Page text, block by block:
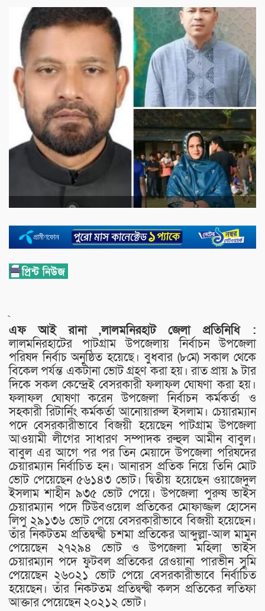
এফ আই রানা ,লালমনিরহাট জেলা প্রতিনিধি :
লালমনিরহাটের পাটগ্রাম উপজেলায় নির্বাচন উপজেলা
পরিষদ নির্বাচ অনুষ্ঠিত হয়েছে। বুধবার (৮মে) সকাল থেকে
বিকেল পর্যন্ত একটানা ভোট গ্রহণ করা হয়। রাত প্রায় ৯ টার
দিকে সকল কেন্দ্রেই বেসরকারী ফলাফল ঘোষণা করা হয়।
ফলাফল ঘোষণা করেন উপজেলা নির্বাচন কর্মকর্তা ও
সহকারী রিটার্নিং কর্মকর্তা আনোয়ারুল ইসলাম। চেয়ারম্যান
পদে বেসরকারীভাবে বিজয়ী হয়েছেন পাটগ্রাম উপজেলা
আওয়ামী লীগের সাধারণ সম্পাদক রুহুল আমীন বাবুল।
বাবুল এর আগে পর পর তিন মেয়াদে উপজেলা পরিষদের
চেয়ারম্যান নির্বাচিত হন। আনারস প্রতিক নিয়ে তিনি মোট
ভোট পেয়েছেন ৫৬১৪৩ ভোট। দ্বিতীয় হয়েছেন ওয়াজেদুল
ইসলাম শাহীন ৯৩৫ ভোট পেয়ে। উপজেলা পুরুষ ভাইস
চেয়ারম্যান পদে টিউবওয়েল প্রতিকের মোফাজ্জল হোসেন
লিপু ২৯১৩৬ ভোট পেয়ে বেসরকারীভাবে বিজয়ী হয়েছেন।
তাঁর নিকটতম প্রতিদ্বন্দ্বী চশমা প্রতিকের আব্দুল্লা-আল মামুন
পেয়েছেন ২৭২৯৪ ভোট ও উপজেলা মহিলা ভাইস
চেয়ারম্যান পদে ফুটবল প্রতিকের রেওয়ানা পারভীন সুমি
পেয়েছেন ২৬০২১ ভোট পেয়ে বেসরকারীভাবে নির্বাচিত
হয়েছেন। তাঁর নিকটতম প্রতিদ্বন্দ্বী কলস প্রতিকের লতিফা
আক্তার পেয়েছেন ২০২১২ ভোট।